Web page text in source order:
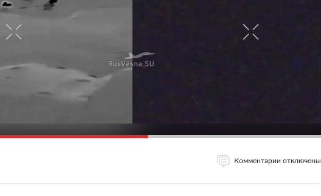
Комментарии отключены